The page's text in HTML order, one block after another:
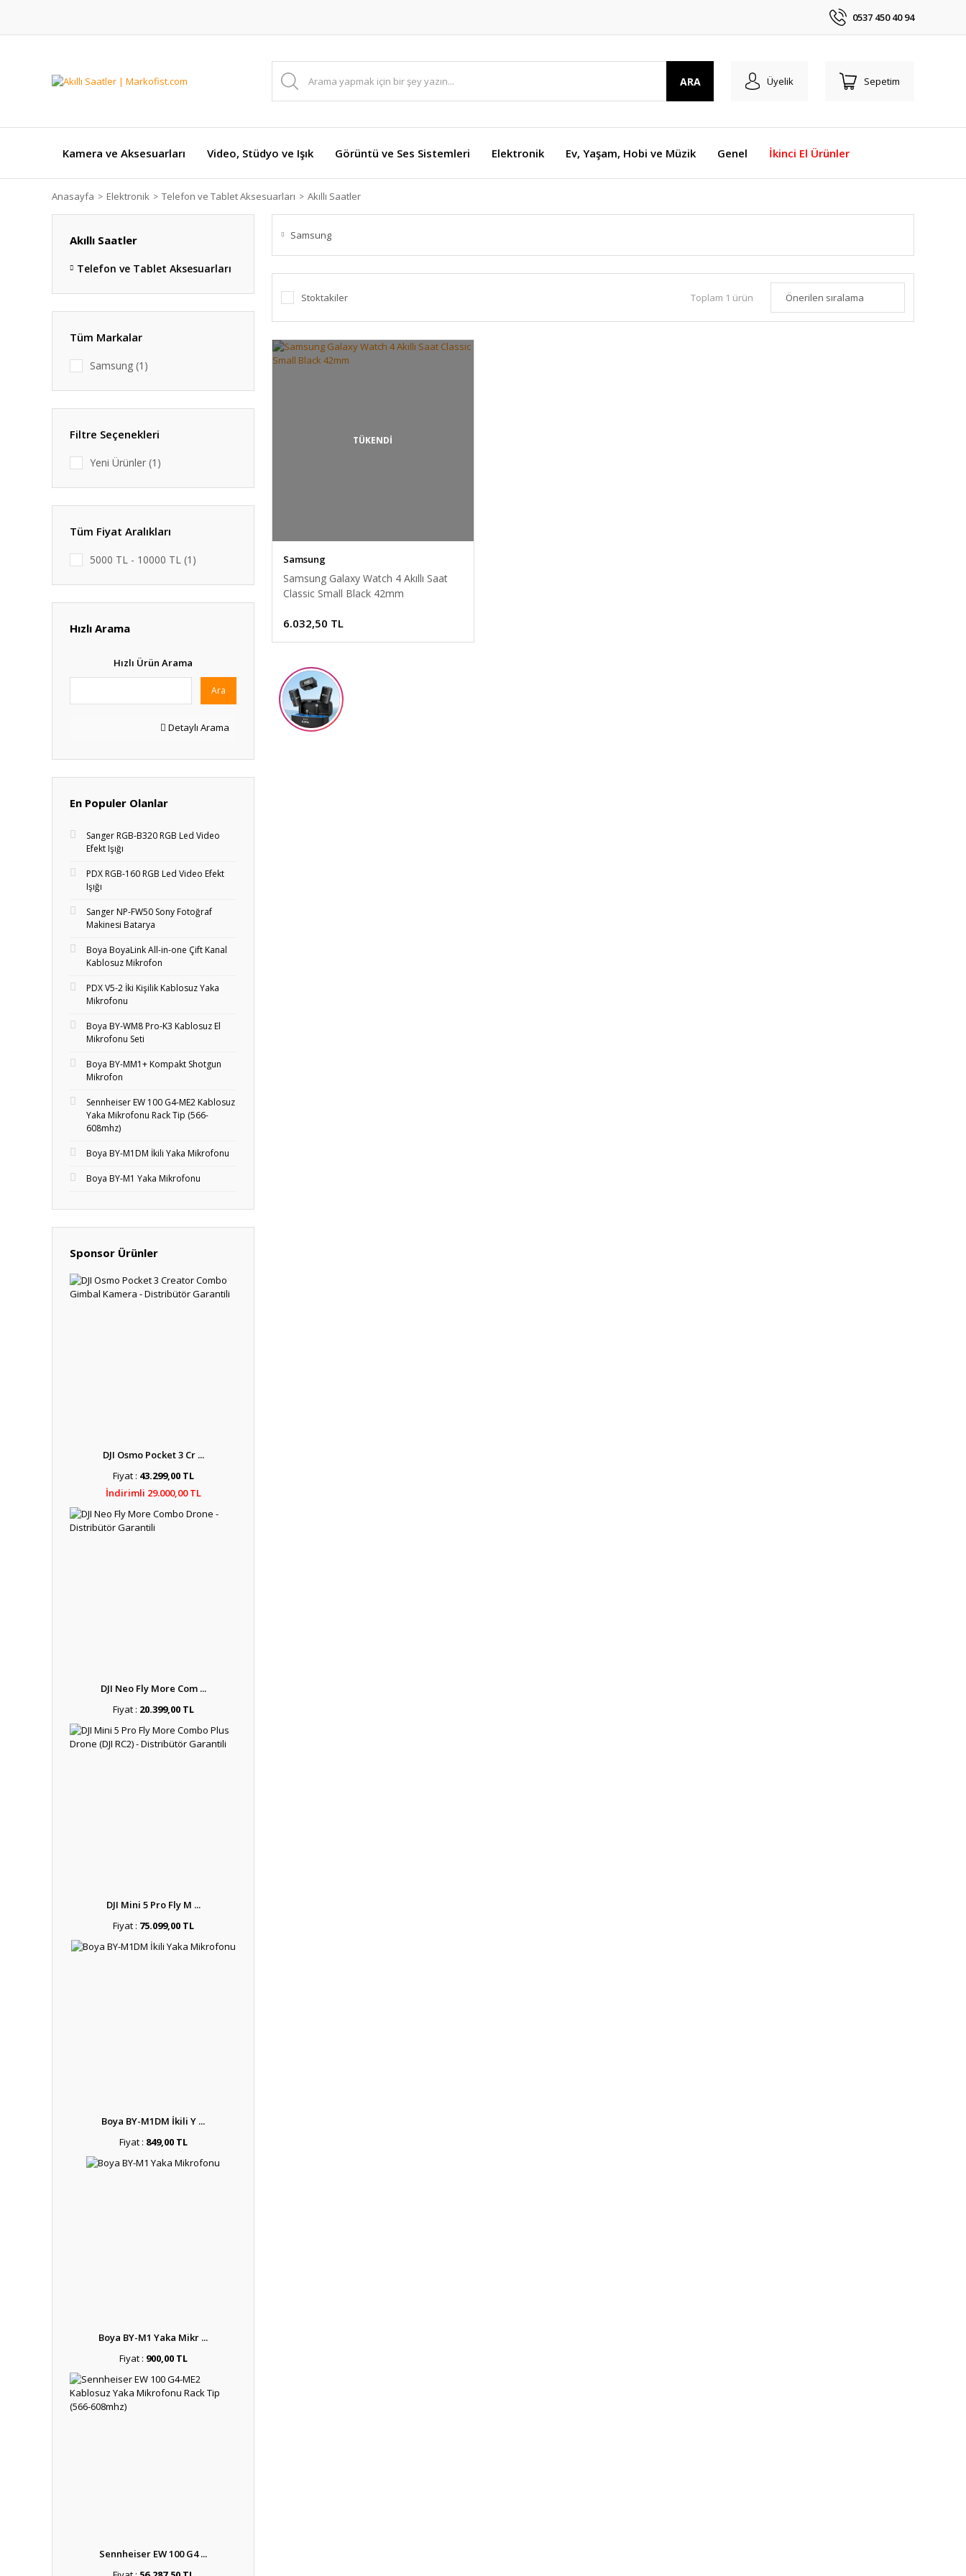
0537 450 40 94
ARA Üyelik Sepetim
Kamera ve Aksesuarları Video, Stüdyo ve Işık Görüntü ve Ses Sistemleri Elektronik Ev, Yaşam, Hobi ve Müzik Genel İkinci El Ürünler
Anasayfa Elektronik Telefon ve Tablet Aksesuarları Akıllı Saatler
Akıllı Saatler
Telefon ve Tablet Aksesuarları
Tüm Markalar
Samsung (1)
Filtre Seçenekleri
Yeni Ürünler (1)
Tüm Fiyat Aralıkları
5000 TL - 10000 TL (1)
Hızlı Arama
Hızlı Ürün Arama
Ara
Detaylı Arama
En Populer Olanlar
Sanger RGB-B320 RGB Led Video
Efekt Işığı
PDX RGB-160 RGB Led Video Efekt
Işığı
Sanger NP-FW50 Sony Fotoğraf
Makinesi Batarya
Boya BoyaLink All-in-one Çift Kanal
Kablosuz Mikrofon
PDX V5-2 İki Kişilik Kablosuz Yaka
Mikrofonu
Boya BY-WM8 Pro-K3 Kablosuz El
Mikrofonu Seti
Boya BY-MM1+ Kompakt Shotgun
Mikrofon
Sennheiser EW 100 G4-ME2 Kablosuz
Yaka Mikrofonu Rack Tip (566-
608mhz)
Boya BY-M1DM İkili Yaka Mikrofonu
Boya BY-M1 Yaka Mikrofonu
Sponsor Ürünler
DJI Osmo Pocket 3 Cr ...
Fiyat : 43.299,00 TL
İndirimli 29.000,00 TL
DJI Neo Fly More Com ...
Fiyat : 20.399,00 TL
DJI Mini 5 Pro Fly M ...
Fiyat : 75.099,00 TL
Boya BY-M1DM İkili Y ...
Fiyat : 849,00 TL
Boya BY-M1 Yaka Mikr ...
Fiyat : 900,00 TL
Sennheiser EW 100 G4 ...
Samsung
Stoktakiler Toplam 1 ürün
TÜKENDİ
Samsung
Samsung Galaxy Watch 4 Akıllı Saat
Classic Small Black 42mm
6.032,50 TL